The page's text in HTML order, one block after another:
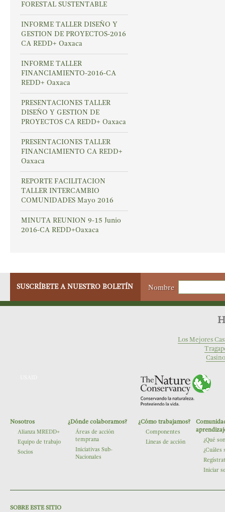
FORESTAL SUSTENTABLE
INFORME TALLER DISEÑO Y
GESTION DE PROYECTOS-2016
CA REDD+ Oaxaca
INFORME TALLER
FINANCIAMIENTO-2016-CA
REDD+ Oaxaca
PRESENTACIONES TALLER
DISEÑO Y GESTION DE
PROYECTOS CA REDD+ Oaxaca
PRESENTACIONES TALLER
FINANCIAMIENTO CA REDD+
Oaxaca
REPORTE FACILITACION
TALLER INTERCAMBIO
COMUNIDADES Mayo 2016
MINUTA REUNION 9-15 Junio
2016-CA REDD+Oaxaca
SUSCRÍBETE A NUESTRO BOLETÍN Nombre
Los Mejores
The Nature Conservancy
Nosotros
Alianza MREDD+
Equipo de trabajo
Socios
¿Dónde colaboramos?
Áreas de acción
temprana
Iniciativas Sub-
Nacionales
¿Cómo trabajamos?
Componentes
Lineas de acción
¿Qué
¿Cuáles
Iniciar
SOBRE ESTE SITIO